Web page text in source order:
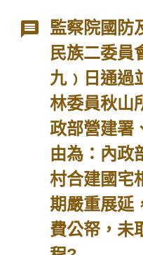
監察院國防
民族二委員
九﹚日通過
林委員秋山
政部營建署
由為：內政
村合建國宅
期嚴重展延
費公帑，未